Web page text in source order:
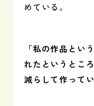
めている。
「私の作品とい
れたというとこ
減らして作ってい